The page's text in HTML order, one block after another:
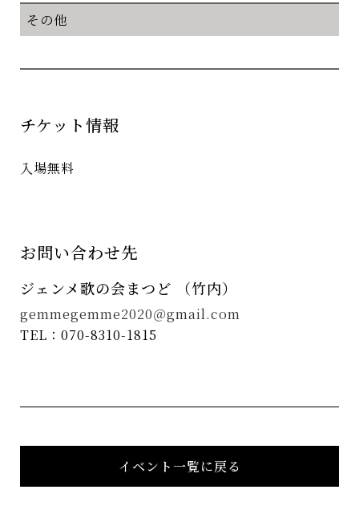
その他
チケット情報
入場無料
お問い合わせ先
ジェンメ歌の会まつど （竹内）
gemmegemme2020＠gmail.com
TEL：070-8310-1815
イベント一覧に戻る